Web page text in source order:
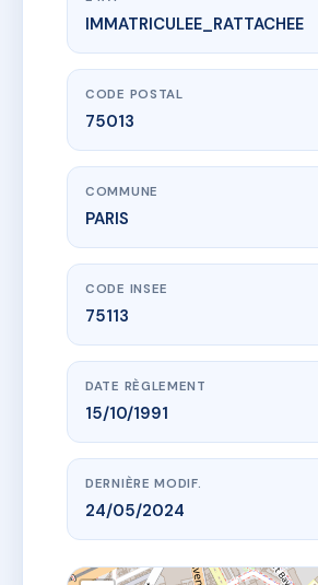
www.vme.plus/AC6570642
SDC 147 RUE DE TOLBIAC
147 r de tolbiac
IMMATRICULEE_RATTACHEE
CODE POSTAL
75013
COMMUNE
PARIS
CODE INSEE
75113
DATE RÈGLEMENT
15/10/1991
DERNIÈRE MODIF.
24/05/2024